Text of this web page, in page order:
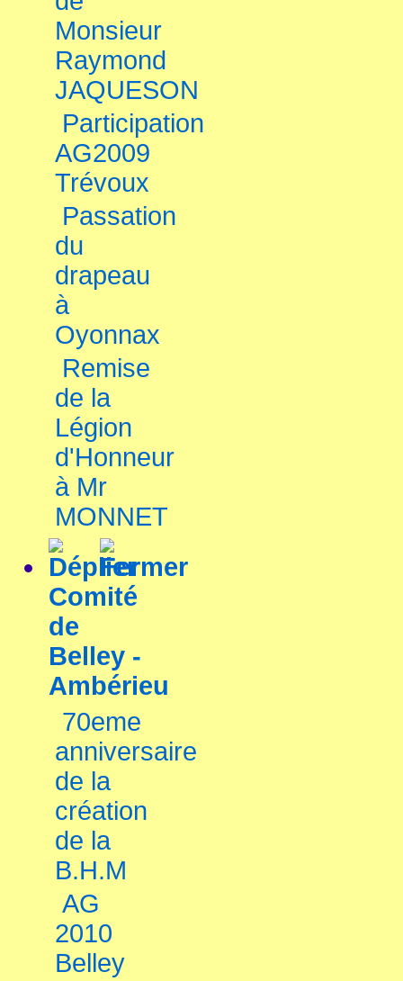
Monsieur
Raymond
JAQUESON
Participation
AG2009
Trévoux
Passation
du
drapeau
à
Oyonnax
Remise
de la
Légion
d'Honneur
à Mr
MONNET
Comité
de
Belley -
Ambérieu
70eme
anniversaire
de la
création
de la
B.H.M
AG
2010
Belley